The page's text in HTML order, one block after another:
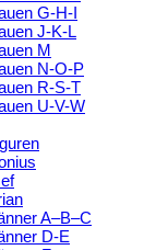
G-H-I
J-K-L
M
N-O-P
R-S-T
U-V-W
A–B–C
D-E